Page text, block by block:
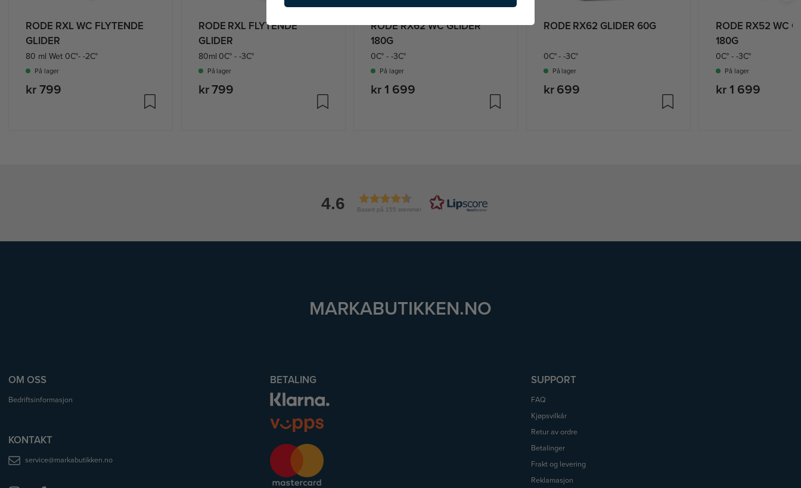
RODE RXL WC FLYTENDE
GLIDER
80 ml Wet 0C°- -2C°
På lager
kr 799
RODE RXL FLYTENDE
GLIDER
80ml 0C° - -3C°
På lager
kr 799
RODE RX62 WC GLIDER
180G
0C° - -3C°
På lager
kr 1 699
RODE RX62 GLIDER 60G
0C° - -3C°
På lager
kr 699
RODE RX52 WC
180G
0C° - -3C°
På lager
kr 1 699
4.6 Basert på 155 stemmer
MARKABUTIKKEN.NO
OM OSS
Bedriftsinformasjon
KONTAKT
service@markabutikken.no
BETALING SUPPORT
FAQ
Kjøpsvilkår
Retur av ordre
Betalinger
Frakt og levering
Reklamasjon